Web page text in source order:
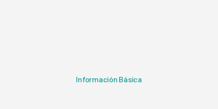
Información Básica